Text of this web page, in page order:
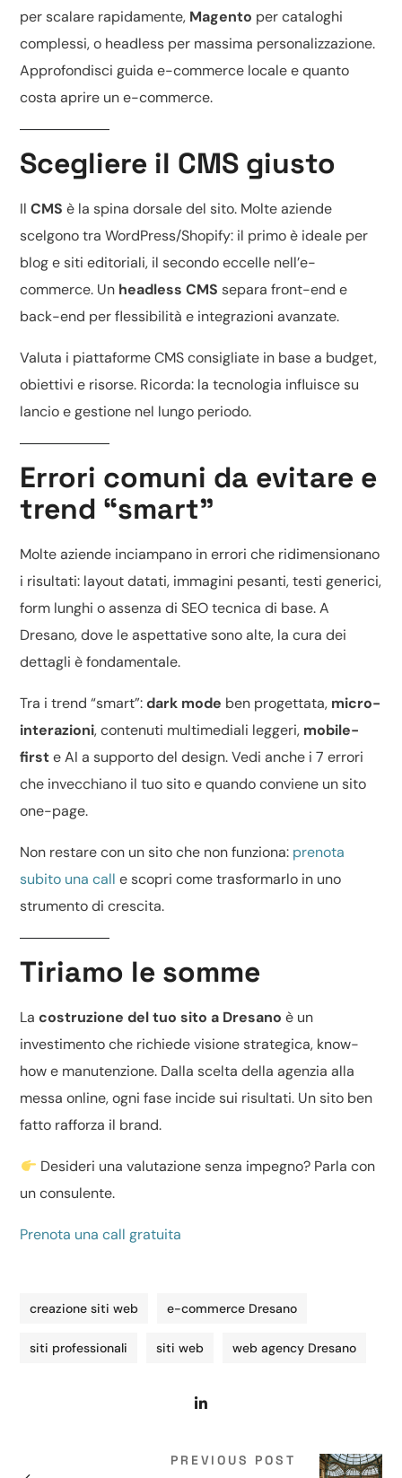
per scalare rapidamente, Magento per cataloghi
complessi, o headless per massima personalizzazione.
Approfondisciguida e-commerce localeequanto
costa aprire un e-commerce.
Scegliere il CMS giusto
IlCMS è la spina dorsale del sito. Molte aziende
scelgono traWordPress/Shopify: il primo è ideale per
blog e siti editoriali, il secondo eccelle nell’e-
commerce. Un headless CMS separa front-end e
back-end per flessibilità e integrazioni avanzate.
Valuta i piattaforme CMS consigliate in base a budget,
obiettivi e risorse. Ricorda: la tecnologia influisce su
lancio e gestione nel lungo periodo.
Errori comuni da evitare e
trend “smart”
Molte aziende inciampano in errori che ridimensionano
i risultati: layout datati, immagini pesanti, testi generici,
form lunghi o assenza diSEO tecnica di base. A
Dresano, dove le aspettative sono alte, la cura dei
dettagli è fondamentale.
Tra i trend “smart”:dark mode ben progettata, micro-
interazioni, contenuti multimediali leggeri, mobile-
firsteAI a supporto del design. Vedi anche i 7 errori
che invecchiano il tuo sitoe quando conviene unsito
one-page.
Non restare con un sito che non funziona: prenota
subito una call e scopri come trasformarlo in uno
strumento di crescita.
Tiriamo le somme
Lacostruzione del tuo sito a Dresano è un
investimento che richiede visione strategica, know-
how e manutenzione. Dalla scelta della agenzia alla
messa online, ogni fase incide sui risultati. Un sito ben
fatto rafforza il brand.
Desideri una valutazione senza impegno? Parla con
un consulente.
Prenota una call gratuita
creazione siti web e-commerce Dresano
siti professionali siti web web agency Dresano
PREVIOUS POST